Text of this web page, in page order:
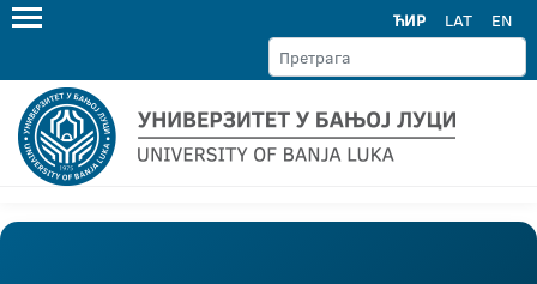
ЋИР LAT EN